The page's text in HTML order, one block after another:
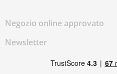
Negozio online approvato
Newsletter